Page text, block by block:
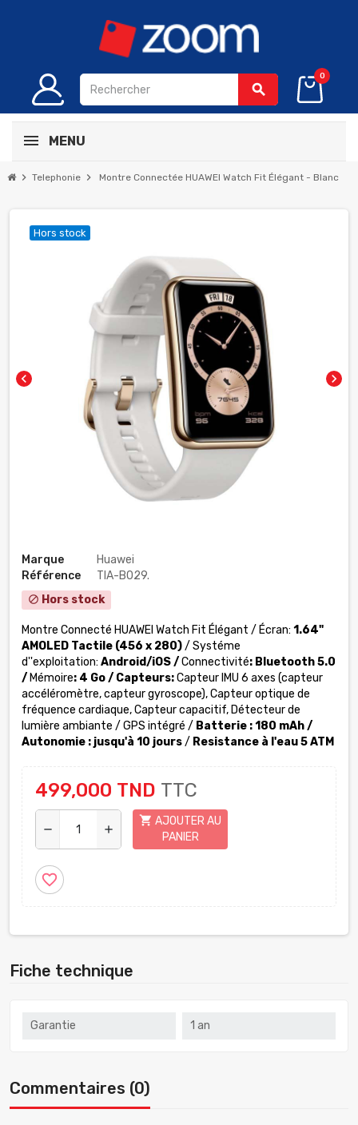
search
0
MENU
chevron_right Telephonie chevron_right Montre Connectée HUAWEI Watch Fit Élégant - Blanc
chevron_left chevron_right
Hors stock
Marque
Huawei
Référence
TIA-B029.
block Hors stock
Montre Connecté HUAWEI Watch Fit Élégant / Écran: 1.64"
AMOLED Tactile (456 x 280)/ Systéme
d''exploitation: Android/iOS /Connectivité: Bluetooth 5.0
/ Mémoire: 4 Go / Capteurs:Capteur IMU 6 axes (capteur
accéléromètre, capteur gyroscope), Capteur optique de
fréquence cardiaque, Capteur capacitif, Détecteur de
lumière ambiante / GPS intégré / Batterie : 180 mAh /
Autonomie : jusqu'à 10 jours/ Resistance à l'eau 5 ATM
499,000 TND TTC
remove add
shopping_cart AJOUTER AU
PANIER
favorite_border
Fiche technique
Garantie 1 an
Commentaires (0)